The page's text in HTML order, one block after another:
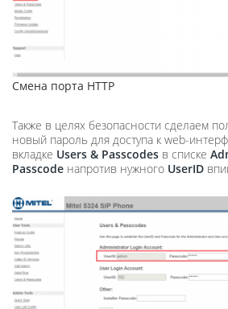
Смена порта HTTP
Также в целях безопасности сделаем
новый пароль для доступа к web-
вкладке Users & Passcodes в списке
Passcode напротив нужного UserID